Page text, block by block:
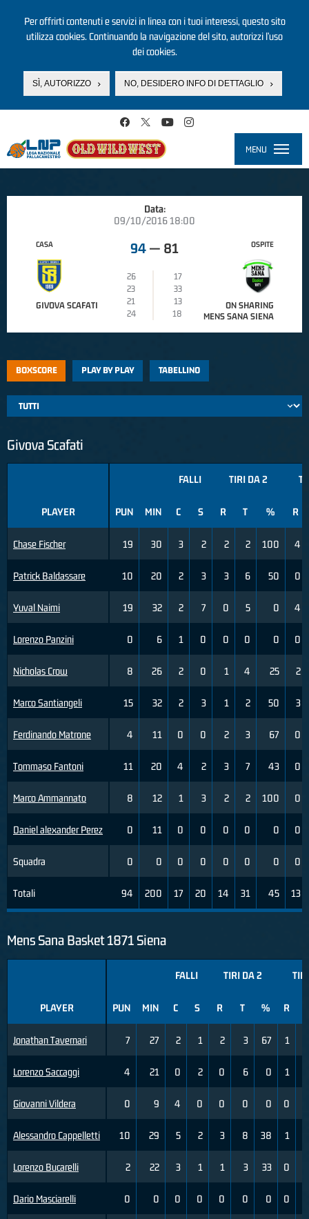
Per offrirti contenuti e servizi in linea con i tuoi interessi, questo sito
utilizza cookies. Continuando la navigazione del sito, autorizzi l’uso
dei cookies.
SÌ, AUTORIZZO NO, DESIDERO INFO DI DETTAGLIO
MENU
Data:
09/10/2016 18:00
CASA
GIVOVA SCAFATI
94 — 81
26
17
23
33
21
13
24
18
OSPITE
ON SHARING
MENS SANA SIENA
BOXSCORE PLAY BY PLAY TABELLINO
Givova Scafati
PLAYER
Chase Fischer
Patrick Baldassare
Yuval Naimi
Lorenzo Panzini
Nicholas Crow
Marco Santiangeli
Ferdinando Matrone
Tommaso Fantoni
Marco Ammannato
Daniel alexander Perez
Squadra
Totali
FALLI TIRI DA 2
PUN MIN C S R T % R
19 30 3 2 2 2 100 4
10 20 2 3 3 6 50 0
19 32 2 7 0 5 0 4
0 6 1 0 0 0 0 0
8 26 2 0 1 4 25 2
15 32 2 3 1 2 50 3
4 11 0 0 2 3 67 0
11 20 4 2 3 7 43 0
8 12 1 3 2 2 100 0
0 11 0 0 0 0 0 0
0 0 0 0 0 0 0 0
94 200 17 20 14 31 45 13
Mens Sana Basket 1871 Siena
PLAYER
Jonathan Tavernari
Lorenzo Saccaggi
Giovanni Vildera
Alessandro Cappelletti
Lorenzo Bucarelli
Dario Masciarelli
FALLI TIRI DA 2
PUN MIN C S R T % R
7 27 2 1 2 3 67 1
4 21 0 2 0 6 0 1
0 9 4 0 0 0 0 0
10 29 5 2 3 8 38 1
2 22 3 1 1 3 33 0
0 0 0 0 0 0 0 0